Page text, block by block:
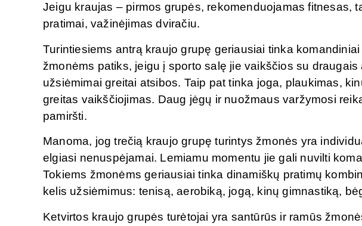
Jeigu kraujas – pirmos grupės, rekomenduojamas fitnesas,
pratimai, važinėjimas dviračiu.
Turintiesiems antrą kraujo grupę geriausiai tinka
žmonėms patiks, jeigu į sporto salę jie vaikščios su
užsiėmimai greitai atsibos. Taip pat tinka joga, plaukimas,
greitas vaikščiojimas. Daug jėgų ir nuožmaus varžymosi
pamiršti.
Manoma, jog trečią kraujo grupę turintys žmonės yra
elgiasi nenuspėjamai. Lemiamu momentu jie gali nuvilti
Tokiems žmonėms geriausiai tinka dinamiškų pratimų
kelis užsiėmimus: tenisą, aerobiką, jogą, kinų gimnastiką,
Ketvirtos kraujo grupės turėtojai yra santūrūs ir ramūs